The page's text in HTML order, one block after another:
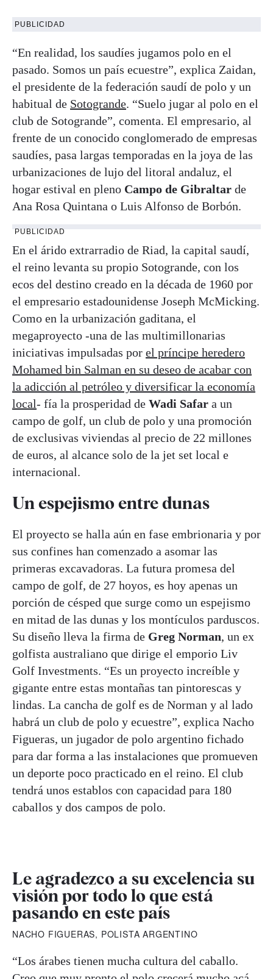
PUBLICIDAD
“En realidad, los saudíes jugamos polo en el
pasado. Somos un país ecuestre”, explica Zaidan,
el presidente de la federación saudí de polo y un
habitual de Sotogrande. “Suelo jugar al polo en el
club de Sotogrande”, comenta. El empresario, al
frente de un conocido conglomerado de empresas
saudíes, pasa largas temporadas en la joya de las
urbanizaciones de lujo del litoral andaluz, el
hogar estival en pleno Campo de Gibraltar de
Ana Rosa Quintana o Luis Alfonso de Borbón.
PUBLICIDAD
En el árido extrarradio de Riad, la capital saudí,
el reino levanta su propio Sotogrande, con los
ecos del destino creado en la década de 1960 por
el empresario estadounidense Joseph McMicking.
Como en la urbanización gaditana, el
megaproyecto -una de las multimillonarias
iniciativas impulsadas por el príncipe heredero
Mohamed bin Salman en su deseo de acabar con
la adicción al petróleo y diversificar la economía
local- fía la prosperidad de Wadi Safar a un
campo de golf, un club de polo y una promoción
de exclusivas viviendas al precio de 22 millones
de euros, al alcance solo de la jet set local e
internacional.
Un espejismo entre dunas
El proyecto se halla aún en fase embrionaria y por
sus confines han comenzado a asomar las
primeras excavadoras. La futura promesa del
campo de golf, de 27 hoyos, es hoy apenas un
porción de césped que surge como un espejismo
en mitad de las dunas y los montículos parduscos.
Su diseño lleva la firma de Greg Norman, un ex
golfista australiano que dirige el emporio Liv
Golf Investments. “Es un proyecto increíble y
gigante entre estas montañas tan pintorescas y
lindas. La cancha de golf es de Norman y al lado
habrá un club de polo y ecuestre”, explica Nacho
Figueras, un jugador de polo argentino fichado
para dar forma a las instalaciones que promueven
un deporte poco practicado en el reino. El club
tendrá unos establos con capacidad para 180
caballos y dos campos de polo.
Le agradezco a su excelencia su
visión por todo lo que está
pasando en este país
NACHO FIGUERAS, POLISTA ARGENTINO
“Los árabes tienen mucha cultura del caballo.